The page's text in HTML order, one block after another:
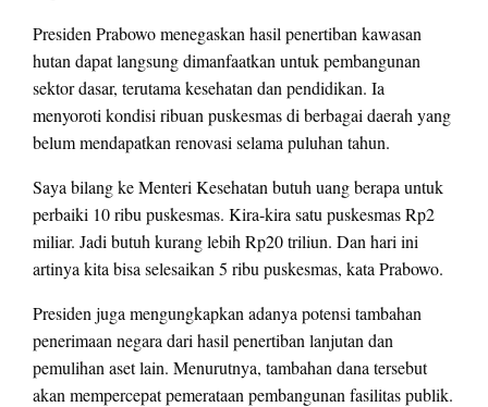
Presiden Prabowo menegaskan hasil penertiban kawasan
hutan dapat langsung dimanfaatkan untuk pembangunan
sektor dasar, terutama kesehatan dan pendidikan. Ia
menyoroti kondisi ribuan puskesmas di berbagai daerah yang
belum mendapatkan renovasi selama puluhan tahun.
Saya bilang ke Menteri Kesehatan butuh uang berapa untuk
perbaiki 10 ribu puskesmas. Kira-kira satu puskesmas Rp2
miliar. Jadi butuh kurang lebih Rp20 triliun. Dan hari ini
artinya kita bisa selesaikan 5 ribu puskesmas, kata Prabowo.
Presiden juga mengungkapkan adanya potensi tambahan
penerimaan negara dari hasil penertiban lanjutan dan
pemulihan aset lain. Menurutnya, tambahan dana tersebut
akan mempercepat pemerataan pembangunan fasilitas publik.